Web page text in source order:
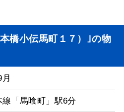
橋小伝馬町１７）｣の物
「馬喰町」駅6分